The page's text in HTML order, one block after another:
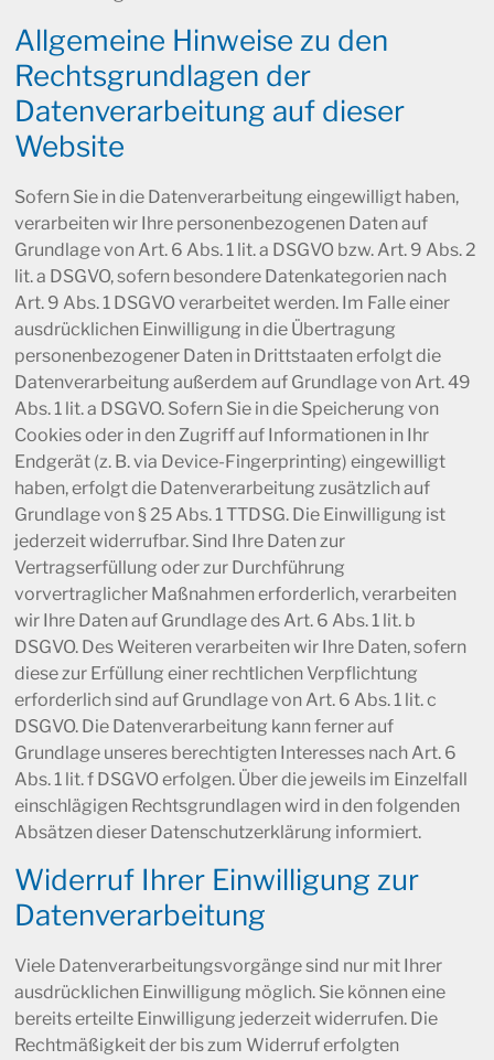
Allgemeine Hinweise zu den
Rechtsgrundlagen der
Datenverarbeitung auf dieser
Website
Sofern Sie in die Datenverarbeitung eingewilligt haben,
verarbeiten wir Ihre personenbezogenen Daten auf
Grundlage von Art. 6 Abs. 1 lit. a DSGVO bzw. Art. 9 Abs. 2
lit. a DSGVO, sofern besondere Datenkategorien nach
Art. 9 Abs. 1 DSGVO verarbeitet werden. Im Falle einer
ausdrücklichen Einwilligung in die Übertragung
personenbezogener Daten in Drittstaaten erfolgt die
Datenverarbeitung außerdem auf Grundlage von Art. 49
Abs. 1 lit. a DSGVO. Sofern Sie in die Speicherung von
Cookies oder in den Zugriff auf Informationen in Ihr
Endgerät (z. B. via Device-Fingerprinting) eingewilligt
haben, erfolgt die Datenverarbeitung zusätzlich auf
Grundlage von § 25 Abs. 1 TTDSG. Die Einwilligung ist
jederzeit widerrufbar. Sind Ihre Daten zur
Vertragserfüllung oder zur Durchführung
vorvertraglicher Maßnahmen erforderlich, verarbeiten
wir Ihre Daten auf Grundlage des Art. 6 Abs. 1 lit. b
DSGVO. Des Weiteren verarbeiten wir Ihre Daten, sofern
diese zur Erfüllung einer rechtlichen Verpflichtung
erforderlich sind auf Grundlage von Art. 6 Abs. 1 lit. c
DSGVO. Die Datenverarbeitung kann ferner auf
Grundlage unseres berechtigten Interesses nach Art. 6
Abs. 1 lit. f DSGVO erfolgen. Über die jeweils im Einzelfall
einschlägigen Rechtsgrundlagen wird in den folgenden
Absätzen dieser Datenschutzerklärung informiert.
Widerruf Ihrer Einwilligung zur
Datenverarbeitung
Viele Datenverarbeitungsvorgänge sind nur mit Ihrer
ausdrücklichen Einwilligung möglich. Sie können eine
bereits erteilte Einwilligung jederzeit widerrufen. Die
Rechtmäßigkeit der bis zum Widerruf erfolgten